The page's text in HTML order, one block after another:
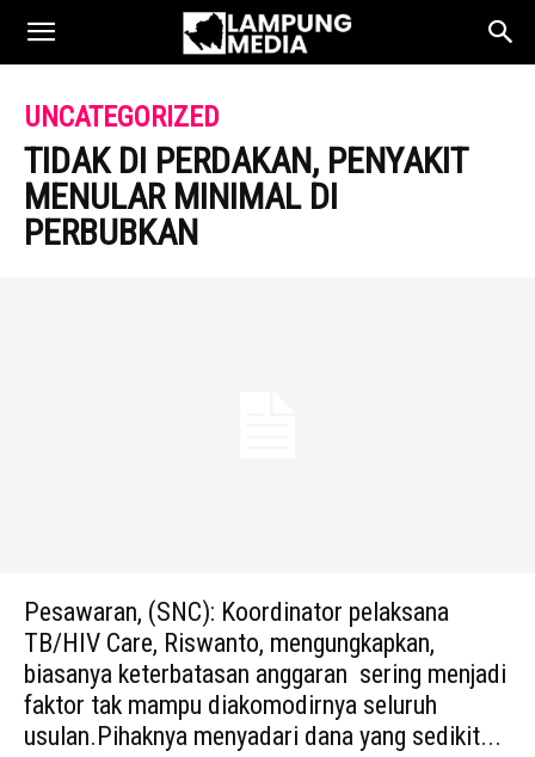
UNCATEGORIZED
TIDAK DI PERDAKAN, PENYAKIT
MENULAR MINIMAL DI
PERBUBKAN
Pesawaran, (SNC): Koordinator pelaksana
TB/HIV Care, Riswanto, mengungkapkan,
biasanya keterbatasan anggaran sering menjadi
faktor tak mampu diakomodirnya seluruh
usulan.Pihaknya menyadari dana yang sedikit...